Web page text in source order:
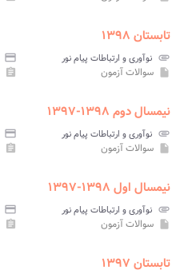
تابستان ۱۳۹۸
attachment نوآوری و ارتباطات پیام نور credit_card
insert_drive_file سوالات آزمون assignment
نیمسال دوم ۱۳۹۸-۱۳۹۷
attachment نوآوری و ارتباطات پیام نور credit_card
insert_drive_file سوالات آزمون assignment
نیمسال اول ۱۳۹۸-۱۳۹۷
attachment نوآوری و ارتباطات پیام نور credit_card
insert_drive_file سوالات آزمون assignment
تابستان ۱۳۹۷